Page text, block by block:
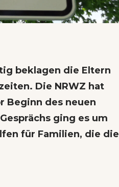
beklagen die Eltern
Die NRWZ hat
Beginn des neuen
ging es um
für Familien, die die